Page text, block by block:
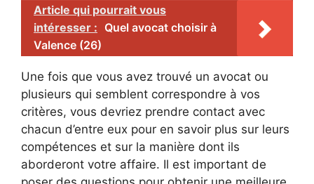
Article qui pourrait vous
intéresser : Quel avocat choisir à
Valence (26)
Une fois que vous avez trouvé un avocat ou
plusieurs qui semblent correspondre à vos
critères, vous devriez prendre contact avec
chacun d’entre eux pour en savoir plus sur leurs
compétences et sur la manière dont ils
aborderont votre affaire. Il est important de